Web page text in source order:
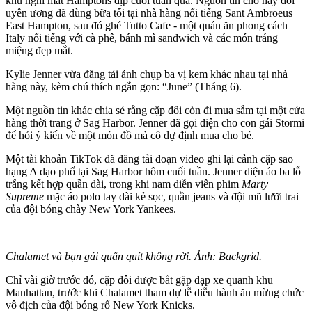
uyên ương đã dùng bữa tối tại nhà hàng nổi tiếng Sant Ambroeus
East Hampton, sau đó ghé Tutto Cafe - một quán ăn phong cách
Italy nổi tiếng với cà phê, bánh mì sandwich và các món tráng
miệng đẹp mắt.
Kylie Jenner vừa đăng tải ảnh chụp ba vị kem khác nhau tại nhà
hàng này, kèm chú thích ngắn gọn: “June” (Tháng 6).
Một nguồn tin khác chia sẻ rằng cặp đôi còn đi mua sắm tại một cửa
hàng thời trang ở Sag Harbor. Jenner đã gọi điện cho con gái Stormi
để hỏi ý kiến về một món đồ mà cô dự định mua cho bé.
Một tài khoản TikTok đã đăng tải đoạn video ghi lại cảnh cặp sao
hạng A dạo phố tại Sag Harbor hôm cuối tuần. Jenner diện áo ba lỗ
trắng kết hợp quần dài, trong khi nam diễn viên phim Marty
Supreme mặc áo polo tay dài kẻ sọc, quần jeans và đội mũ lưỡi trai
của đội bóng chày New York Yankees.
Chalamet và bạn gái quấn quít không rời. Ảnh: Backgrid.
Chỉ vài giờ trước đó, cặp đôi được bắt gặp đạp xe quanh khu
Manhattan, trước khi Chalamet tham dự lễ diễu hành ăn mừng chức
vô địch của đội bóng rổ New York Knicks.